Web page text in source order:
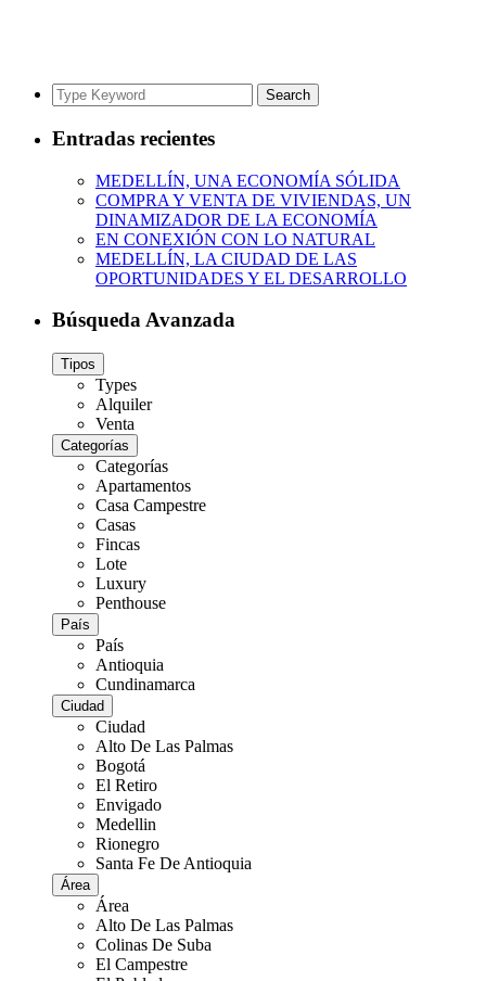
Search
for:
Search
Entradas recientes
MEDELLÍN, UNA ECONOMÍA SÓLIDA
COMPRA Y VENTA DE VIVIENDAS, UN
DINAMIZADOR DE LA ECONOMÍA
EN CONEXIÓN CON LO NATURAL
MEDELLÍN, LA CIUDAD DE LAS
OPORTUNIDADES Y EL DESARROLLO
Búsqueda Avanzada
Tipos
Types
Alquiler
Venta
Categorías
Categorías
Apartamentos
Casa Campestre
Casas
Fincas
Lote
Luxury
Penthouse
País
País
Antioquia
Cundinamarca
Ciudad
Ciudad
Alto De Las Palmas
Bogotá
El Retiro
Envigado
Medellin
Rionegro
Santa Fe De Antioquia
Área
Área
Alto De Las Palmas
Colinas De Suba
El Campestre